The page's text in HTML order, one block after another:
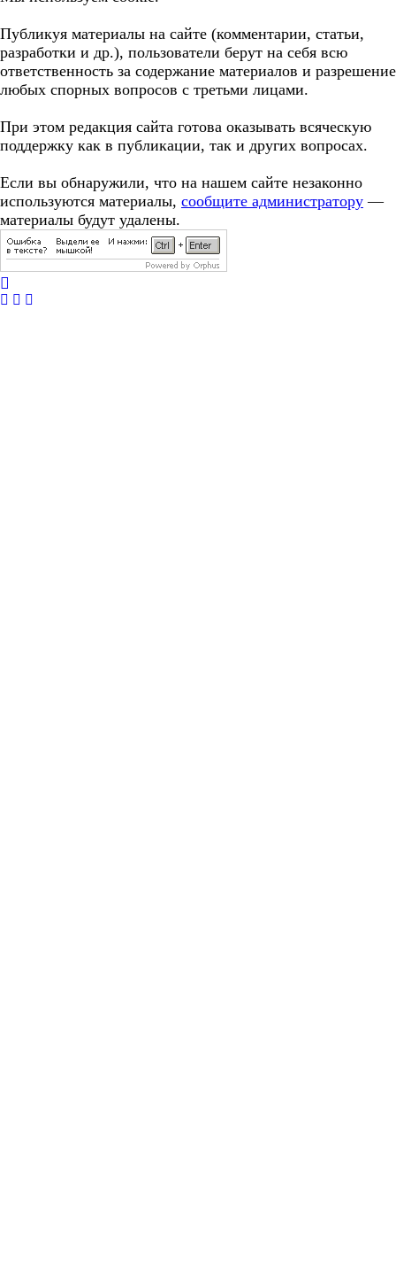
Публикуя материалы на сайте (комментарии, статьи,
разработки и др.), пользователи берут на себя всю
ответственность за содержание материалов и разрешение
любых спорных вопросов с третьми лицами.
При этом редакция сайта готова оказывать всяческую
поддержку как в публикации, так и других вопросах.
Если вы обнаружили, что на нашем сайте незаконно
используются материалы, сообщите администратору —
материалы будут удалены.